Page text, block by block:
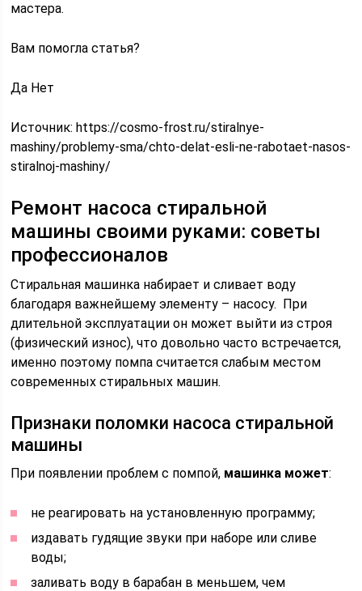
мастера.
Вам помогла статья?
Да Нет
Источник:https://cosmo-frost.ru/stiralnye-
mashiny/problemy-sma/chto-delat-esli-ne-rabotaet-nasos-
stiralnoj-mashiny/
Ремонт насоса стиральной
машины своими руками: советы
профессионалов
Стиральная машинка набирает и сливает воду
благодаря важнейшему элементу – насосу. При
длительной эксплуатации он может выйти из строя
(физический износ), что довольно часто встречается,
именно поэтому помпа считается слабым местом
современных стиральных машин.
Признаки поломки насоса стиральной
машины
При появлении проблем с помпой, машинка может:
не реагировать на установленную программу;
издавать гудящие звуки при наборе или сливе
воды;
заливать воду в барабан в меньшем, чем